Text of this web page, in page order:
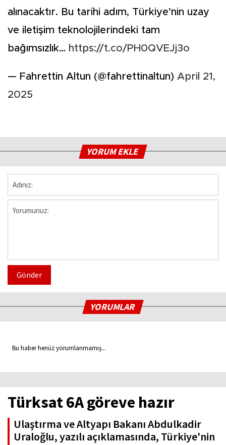
alınacaktır. Bu tarihi adım, Türkiye’nin uzay
ve iletişim teknolojilerindeki tam
bağımsızlık… https://t.co/PH0QVEJj3o
— Fahrettin Altun (@fahrettinaltun) April 21,
2025
YORUM EKLE
Gönder
YORUMLAR
Bu haber henüz yorumlanmamış...
Türksat 6A göreve hazır
Ulaştırma ve Altyapı Bakanı Abdulkadir
Uraloğlu, yazılı açıklamasında, Türkiye'nin